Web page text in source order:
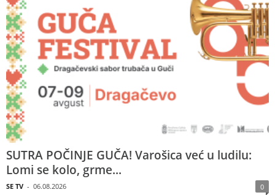
SUTRA POČINJE GUČA! Varošica već u ludilu:
Lomi se kolo, grme...
SE TV - 06.08.2026 0